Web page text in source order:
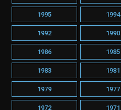
1995 1994
1992 1990
1986 1985
1983 1981
1979 1977
1972 1971